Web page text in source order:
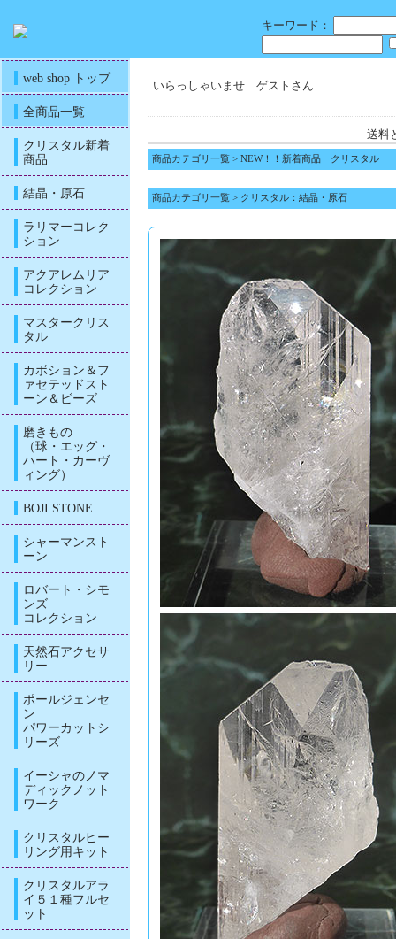
キーワード：
web shop トップ
全商品一覧
クリスタル新着
商品
結晶・原石
ラリマーコレク
ション
アクアレムリア
コレクション
マスタークリス
タル
カボション＆フ
ァセテッドスト
ーン＆ビーズ
磨きもの
（球・エッグ・
ハート・カーヴ
ィング）
BOJI STONE
シャーマンスト
ーン
ロバート・シモ
ンズ
コレクション
天然石アクセサ
リー
ポールジェンセ
ン
パワーカットシ
リーズ
イーシャのノマ
ディックノット
ワーク
クリスタルヒー
リング用キット
クリスタルアラ
イ５１種フルセ
ット
いらっしゃいませ ゲストさん
送料
商品カテゴリ一覧 > NEW！！新着商品 クリスタル
商品カテゴリ一覧 > クリスタル：結晶・原石